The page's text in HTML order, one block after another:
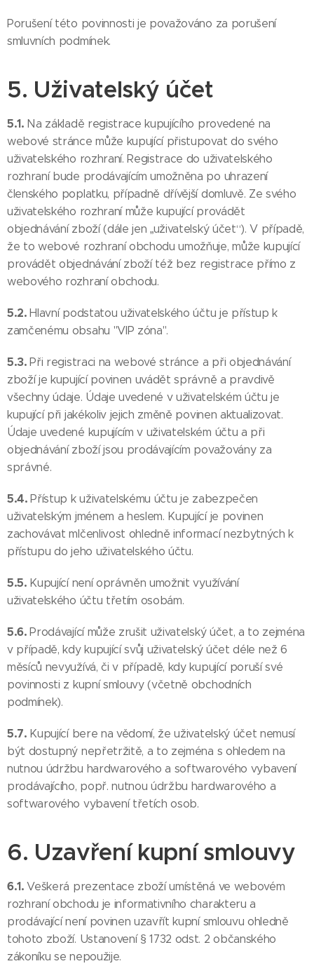
Porušení této povinnosti je považováno za porušení
smluvních podmínek.
5. Uživatelský účet
5.1. Na základě registrace kupujícího provedené na
webové stránce může kupující přistupovat do svého
uživatelského rozhraní. Registrace do uživatelského
rozhraní bude prodávajícím umožněna po uhrazení
členského poplatku, případně dřívější domluvě. Ze svého
uživatelského rozhraní může kupující provádět
objednávání zboží (dále jen „uživatelský účet“). V případě,
že to webové rozhraní obchodu umožňuje, může kupující
provádět objednávání zboží též bez registrace přímo z
webového rozhraní obchodu.
5.2.Hlavní podstatou uživatelského účtu je přístup k
zamčenému obsahu "VIP zóna".
5.3.Při registraci na webové stránce a při objednávání
zboží je kupující povinen uvádět správně a pravdivě
všechny údaje. Údaje uvedené v uživatelském účtu je
kupující při jakékoliv jejich změně povinen aktualizovat.
Údaje uvedené kupujícím v uživatelském účtu a při
objednávání zboží jsou prodávajícím považovány za
správné.
5.4.Přístup k uživatelskému účtu je zabezpečen
uživatelským jménem a heslem. Kupující je povinen
zachovávat mlčenlivost ohledně informací nezbytných k
přístupu do jeho uživatelského účtu.
5.5. Kupující není oprávněn umožnit využívání
uživatelského účtu třetím osobám.
5.6.Prodávající může zrušit uživatelský účet, a to zejména
v případě, kdy kupující svůj uživatelský účet déle než 6
měsíců nevyužívá, či v případě, kdy kupující poruší své
povinnosti z kupní smlouvy (včetně obchodních
podmínek).
5.7. Kupující bere na vědomí, že uživatelský účet nemusí
být dostupný nepřetržitě, a to zejména s ohledem na
nutnou údržbu hardwarového a softwarového vybavení
prodávajícího, popř. nutnou údržbu hardwarového a
softwarového vybavení třetích osob.
6. Uzavření kupní smlouvy
6.1.Veškerá prezentace zboží umístěná ve webovém
rozhraní obchodu je informativního charakteru a
prodávající není povinen uzavřít kupní smlouvu ohledně
tohoto zboží. Ustanovení § 1732 odst. 2 občanského
zákoníku se nepoužije.